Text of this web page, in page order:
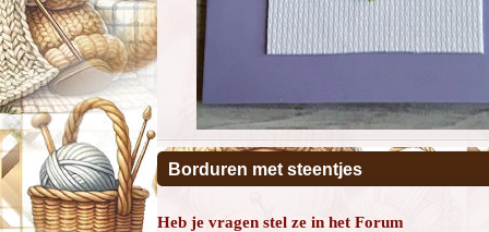
Borduren met steentjes
Heb je vragen stel ze in het Forum